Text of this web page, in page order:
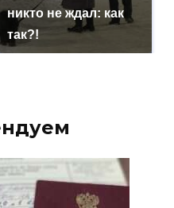
никто не ждал: как
так?!